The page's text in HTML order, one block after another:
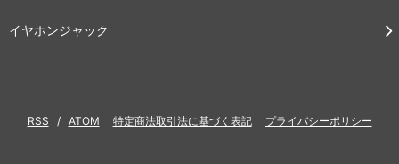
イヤホンジャック
RSS / ATOM 特定商法取引法に基づく表記 プライバシーポリシー